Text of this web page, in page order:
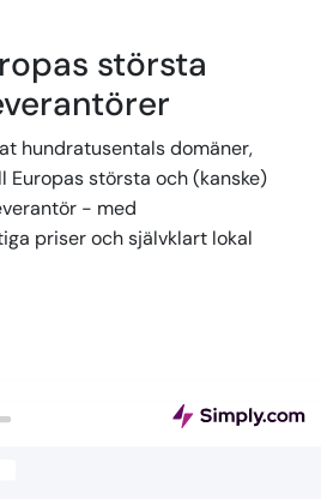
största
hundratusentals domäner,
Europas största och (kanske)
- med
priser och självklart lokal